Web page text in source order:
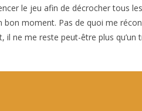
le jeu afin de décrocher tous
bon moment. Pas de quoi me
il ne me reste peut-être plus qu’un